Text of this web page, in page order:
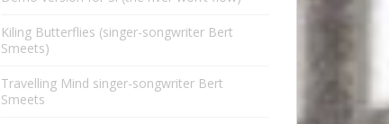
Kiling Butterflies (singer-songwriter Bert
Smeets)
Travelling Mind singer-songwriter Bert
Smeets